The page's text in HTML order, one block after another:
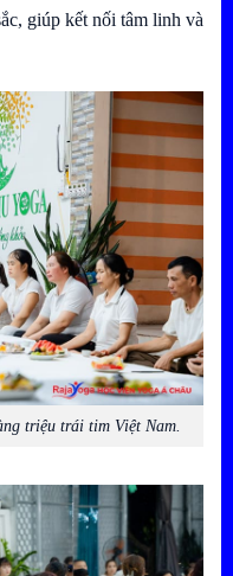
giúp kết nối tâm linh và
triệu trái tim Việt Nam.